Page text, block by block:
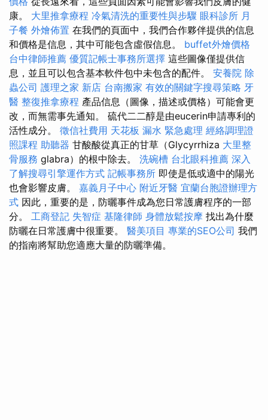
康。 大里推拿療程 冷氣清洗的重要性與步驟 眼科診所 月
子餐 外燴佈置 在我們的頁面中，我們合作夥伴提供的信息
和價格是信息，其中可能包含虛假信息。 buffet外燴價格
台中律師推薦 優質記帳士事務所選擇 這些圖像僅提供信
息，並且可以包含基本軟件包中未包含的配件。 安養院 除
蟲公司 護理之家 新店 台南搬家 有效的關鍵字搜尋策略 牙
醫 整復推拿療程 產品信息（圖像，描述或價格）可能會更
改，而無需事先通知。 硫代二二醇是由eucerin申請專利的
活性成分。 徵信社費用 天花板 漏水 緊急處理 經絡調理證
照課程 助聽器 甘酸酸從真正的甘草（Glycyrrhiza 大里整
骨服務 glabra）的根中除去。 洗碗槽 台北眼科推薦 深入
了解搜尋引擎運作方式 記帳事務所 即使是低或適中的陽光
也會影響皮膚。 嘉義月子中心 附近牙醫 宜蘭台胞證辦理方
式 因此，重要的是，防曬事件成為您日常護膚程序的一部
分。 工商登記 失智症 基隆律師 身體放鬆按摩 找出為什麼
防曬在日常護膚中很重要。 醫美項目 專業的SEO公司 我們
的指南將幫助您適應大量的防曬準備。